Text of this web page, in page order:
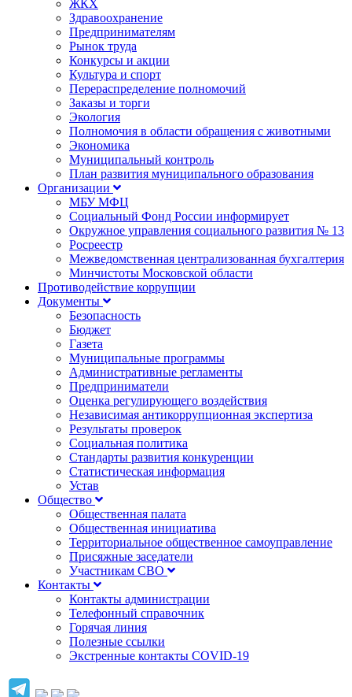
ЖКХ
Здравоохранение
Предпринимателям
Рынок труда
Конкурсы и акции
Культура и спорт
Перераспределение полномочий
Заказы и торги
Экология
Полномочия в области обращения с животными
Экономика
Муниципальный контроль
План развития муниципального образования
Организации
МБУ МФЦ
Социальный Фонд России информирует
Окружное управления социального развития № 13
Росреестр
Межведомственная централизованная бухгалтерия
Минчистоты Московской области
Противодействие коррупции
Документы
Безопасность
Бюджет
Газета
Муниципальные программы
Административные регламенты
Предприниматели
Оценка регулирующего воздействия
Независимая антикоррупционная экспертиза
Результаты проверок
Социальная политика
Стандарты развития конкуренции
Статистическая информация
Устав
Общество
Общественная палата
Общественная инициатива
Территориальное общественное самоуправление
Присяжные заседатели
Участникам СВО
Контакты
Контакты администрации
Телефонный справочник
Горячая линия
Полезные ссылки
Экстренные контакты COVID-19